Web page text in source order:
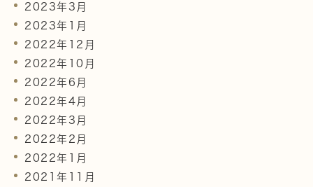
2023年3月
2023年1月
2022年12月
2022年10月
2022年6月
2022年4月
2022年3月
2022年2月
2022年1月
2021年11月